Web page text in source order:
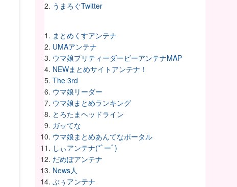
うまろぐTwitter
まとめくすアンテナ
UMAアンテナ
ウマ娘プリティーダービーアンテナMAP
NEWまとめサイトアンテナ！
The 3rd
ウマ娘リーダー
ウマ娘まとめランキング
とろたまヘッドライン
ガッてな
ウマ娘まとめあんてなポータル
しぃアンテナ(*ﾟーﾟ)
だめぽアンテナ
News人
ぷぅアンテナ